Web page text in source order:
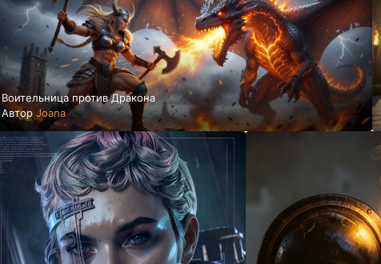
Воительница против Дракона
Автор Joana